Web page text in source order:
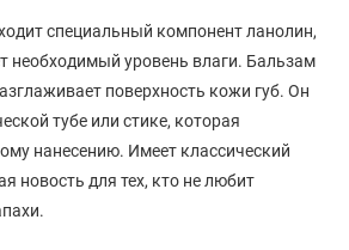
специальный компонент ланолин,
необходимый уровень влаги. Бальзам
поверхность кожи губ. Он
тубе или стике, которая
нанесению. Имеет классический
новость для тех, кто не любит